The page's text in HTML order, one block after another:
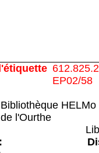
612.825.2
EP02/58
Bibliothèque
de l'Ourthe